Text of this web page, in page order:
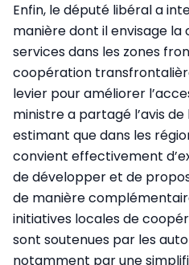
Enfin, le député libéral a
manière dont il envisage
services dans les zones
coopération
levier pour améliorer
ministre a partagé l’avis de
estimant que dans les
convient effectivement
de développer et de
de manière
initiatives locales de
sont soutenues par les
notamment par une